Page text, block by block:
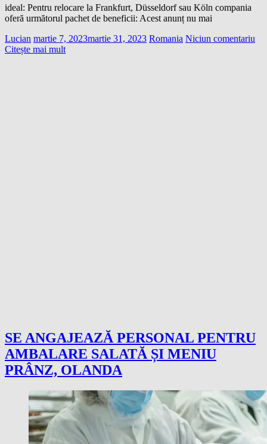
ideal: Pentru relocare la Frankfurt, Düsseldorf sau Köln compania
oferă următorul pachet de beneficii: Acest anunț nu mai
Lucian martie 7, 2023martie 31, 2023 Romania Niciun comentariu
Citește mai mult
SE ANGAJEAZĂ PERSONAL PENTRU
AMBALARE SALATĂ ȘI MENIU
PRÂNZ, OLANDA